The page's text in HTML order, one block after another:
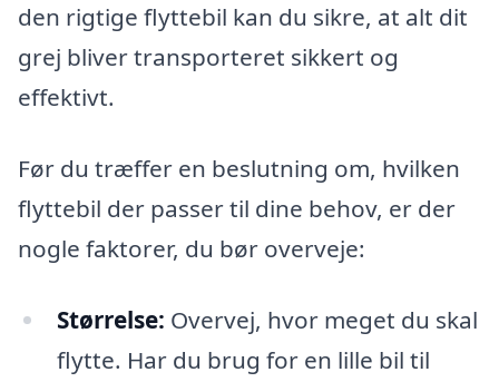
den rigtige flyttebil kan du sikre, at alt dit
grej bliver transporteret sikkert og
effektivt.
Før du træffer en beslutning om, hvilken
flyttebil der passer til dine behov, er der
nogle faktorer, du bør overveje:
Størrelse: Overvej, hvor meget du skal
flytte. Har du brug for en lille bil til